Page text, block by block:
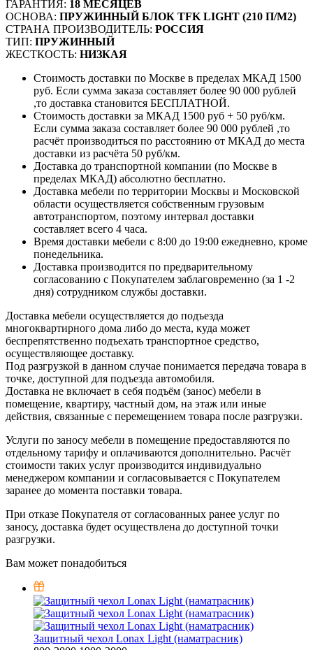
ГАРАНТИЯ: 18 МЕСЯЦЕВ
ОСНОВА: ПРУЖИННЫЙ БЛОК TFK LIGHT (210 П/М2)
СТРАНА ПРОИЗВОДИТЕЛЬ: РОССИЯ
ТИП: ПРУЖИННЫЙ
ЖЕСТКОСТЬ: НИЗКАЯ
Стоимость доставки по Москве в пределах МКАД 1500
руб. Если сумма заказа составляет более 90 000 рублей
,то доставка становится БЕСПЛАТНОЙ.
Стоимость доставки за МКАД 1500 руб + 50 руб/км.
Если сумма заказа составляет более 90 000 рублей ,то
расчёт производиться по расстоянию от МКАД до места
доставки из расчёта 50 руб/км.
Доставка до транспортной компании (по Москве в
пределах МКАД) абсолютно бесплатно.
Доставка мебели по территории Москвы и Московской
области осуществляется собственным грузовым
автотранспортом, поэтому интервал доставки
составляет всего 4 часа.
Время доставки мебели с 8:00 до 19:00 ежедневно, кроме
понедельника.
Доставка производится по предварительному
согласованию с Покупателем заблаговременно (за 1 -2
дня) сотрудником службы доставки.
Доставка мебели осуществляется до подъезда
многоквартирного дома либо до места, куда может
беспрепятственно подъехать транспортное средство,
осуществляющее доставку.
Под разгрузкой в данном случае понимается передача товара в
точке, доступной для подъезда автомобиля.
Доставка не включает в себя подъём (занос) мебели в
помещение, квартиру, частный дом, на этаж или иные
действия, связанные с перемещением товара после разгрузки.
Услуги по заносу мебели в помещение предоставляются по
отдельному тарифу и оплачиваются дополнительно. Расчёт
стоимости таких услуг производится индивидуально
менеджером компании и согласовывается с Покупателем
заранее до момента поставки товара.
При отказе Покупателя от согласованных ранее услуг по
заносу, доставка будет осуществлена до доступной точки
разгрузки.
Вам может понадобиться
Защитный чехол Lonax Light (наматрасник)